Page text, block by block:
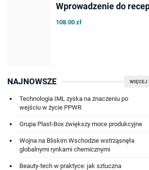
Wprowadzenie do
108.00 zł
WIĘCEJ
NAJNOWSZE
Technologia IML zyska na znaczeniu po
wejściu w życie PPWR
Grupa Plast-Box zwiększy moce produkcyjne
Wojna na Bliskim Wschodzie wstrząsnęła
globalnymi rynkami chemicznymi
Beauty-tech w praktyce: jak sztuczna